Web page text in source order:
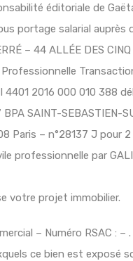
éditoriale de
portage salarial auprès
– 44 ALLÉE DES
2016 000 010 388
SAINT-SEBASTIEN-
Paris – n°28137 J pour
professionnelle par
votre projet immobilier.
– Numéro RSAC : – .
ce bien est exposé